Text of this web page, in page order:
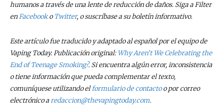
humanos a través de una lente de reducción de daños. Siga a Filter
enFacebooko Twitter, o suscríbase a su boletín informativo.
Este artículo fue traducido y adaptado al español por el equipo de
Vaping Today. Publicación original: Why Aren’t We Celebrating the
End of Teenage Smoking?. Si encuentra algún error, inconsistencia
o tiene información que pueda complementar el texto,
comuníquese utilizando elformulario de contactoo por correo
electrónico aredaccion@thevapingtoday.com.